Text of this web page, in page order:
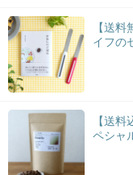
【送
イフの
【送
ペシャ